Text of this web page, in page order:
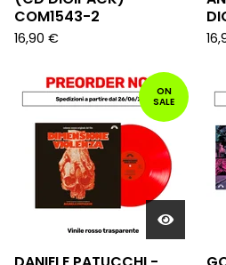
COM1543-2
16,90 €
ON
SALE